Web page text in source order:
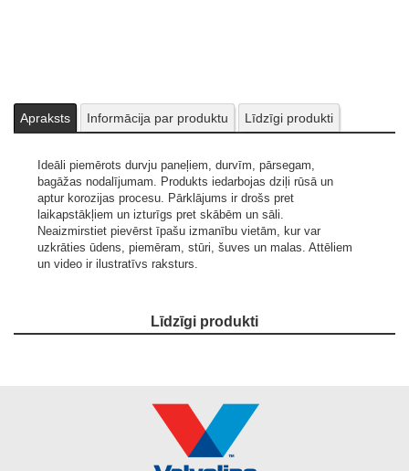
Apraksts Informācija par produktu Līdzīgi produkti
Ideāli piemērots durvju paneļiem, durvīm, pārsegam,
bagāžas nodalījumam. Produkts iedarbojas dziļi rūsā un
aptur korozijas procesu. Pārklājums ir drošs pret
laikapstākļiem un izturīgs pret skābēm un sāli.
Neaizmirstiet pievērst īpašu izmanību vietām, kur var
uzkrāties ūdens, piemēram, stūri, šuves un malas. Attēliem
un video ir ilustratīvs raksturs.
Līdzīgi produkti